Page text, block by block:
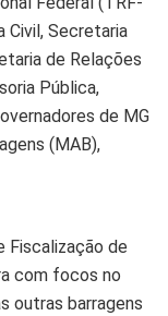
Civil, Secretaria
de Relações
Pública,
de MG
(MAB),
Fiscalização de
com focos no
outras barragens